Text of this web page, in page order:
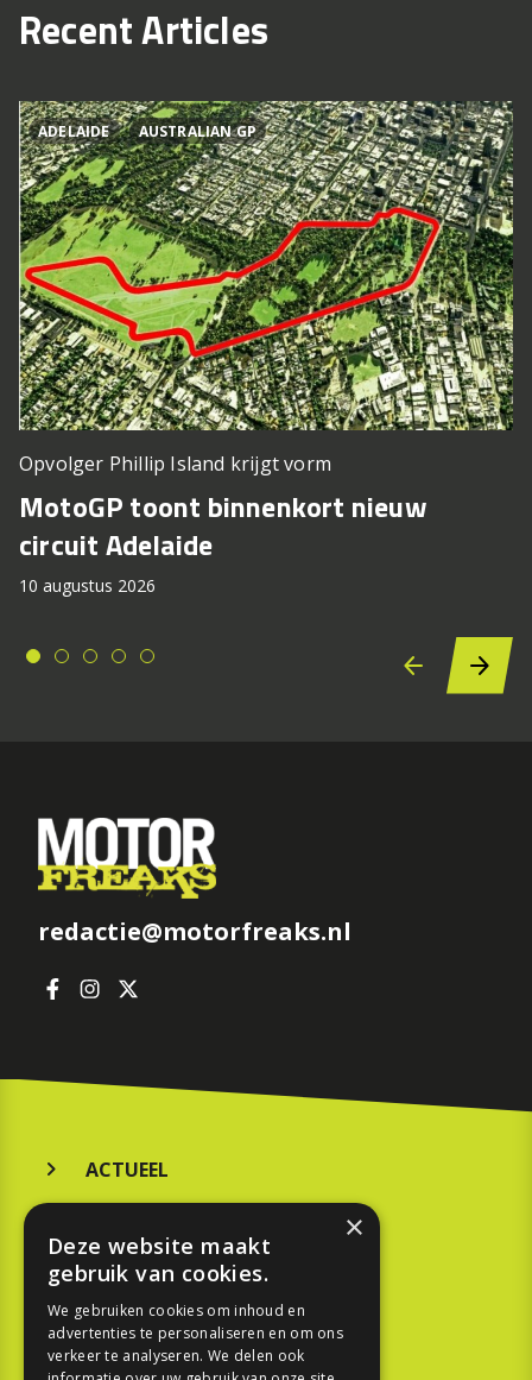
Recent Articles
ADELAIDE AUSTRALIAN GP
Opvolger Phillip Island krijgt vorm
MotoGP toont binnenkort nieuw
circuit Adelaide
10 augustus 2026
redactie@motorfreaks.nl
ACTUEEL
KOOPGIDS
TESTEN
×
Deze website maakt
gebruik van cookies.
We gebruiken cookies om inhoud en
advertenties te personaliseren en om ons
verkeer te analyseren. We delen ook